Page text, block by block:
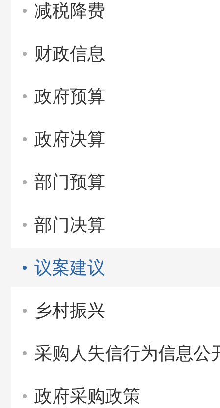
减税降费
财政信息
政府预算
政府决算
部门预算
部门决算
议案建议
乡村振兴
采购人失信行为信息公
政府采购政策